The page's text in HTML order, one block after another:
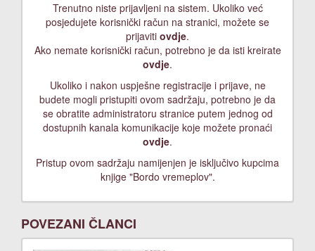
Trenutno niste prijavljeni na sistem. Ukoliko već
posjedujete korisnički račun na stranici, možete se
prijaviti ovdje.
Ako nemate korisnički račun, potrebno je da isti kreirate
ovdje.
Ukoliko i nakon uspješne registracije i prijave, ne
budete mogli pristupiti ovom sadržaju, potrebno je da
se obratite administratoru stranice putem jednog od
dostupnih kanala komunikacije koje možete pronaći
ovdje.
Pristup ovom sadržaju namijenjen je isključivo kupcima
knjige "Bordo vremeplov".
POVEZANI ČLANCI